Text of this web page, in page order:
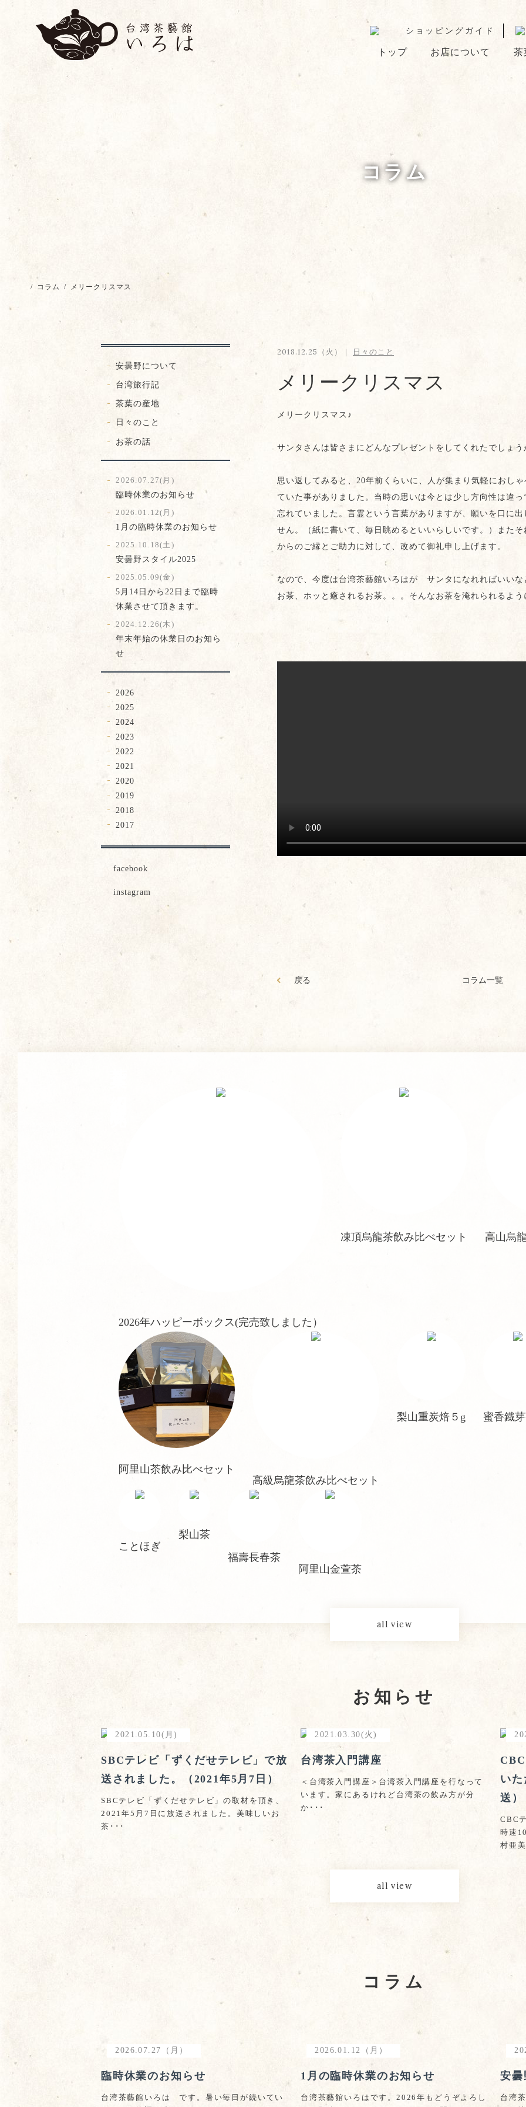
ショッピングガイド
トップ お店について 茶
コラム
/ コラム / メリークリスマス
2018.12.25（火）｜ 日々のこと
メリークリスマス
メリークリスマス♪
サンタさんは皆さまにどんなプレゼントをしてくれたでしょう
思い返してみると、20年前くらいに、人が集まり気軽におし
ていた事がありました。当時の思いは今とは少し方向性は違
忘れていました。言霊という言葉がありますが、願いを口に
せん。（紙に書いて、毎日眺めるといいらしいです。）また
からのご縁とご助力に対して、改めて御礼申し上げます。
なので、今度は台湾茶藝館いろはが サンタになれればいい
お茶、ホッと癒されるお茶。。。そんなお茶を淹れられるよ
戻る コラム一覧
安曇野について
台湾旅行記
茶葉の産地
日々のこと
お茶の話
2026.07.27(月)
臨時休業のお知らせ
2026.01.12(月)
1月の臨時休業のお知らせ
2025.10.18(土)
安曇野スタイル2025
2025.05.09(金)
5月14日から22日まで臨時
休業させて頂きます。
2024.12.26(木)
年末年始の休業日のお知ら
せ
2026
2025
2024
2023
2022
2021
2020
2019
2018
2017
facebook
instagram
2026年ハッピーボックス(完売致しました）
凍頂烏龍茶飲み比べセット 高山烏
阿里山茶飲み比べセット
高級烏龍茶飲み比べセット
梨山重炭焙５g 蜜香鐡
ことほぎ
梨山茶
福壽長春茶
阿里山金萱茶
all view
お知らせ
2021.05.10(月)
SBCテレビ「ずくだせテレビ」で放
送されました。（2021年5月7日）
SBCテレビ「ずくだせテレビ」の取材を頂き、
2021年5月7日に放送されました。美味しいお
茶･･･
2021.03.30(火)
台湾茶入門講座
＜台湾茶入門講座＞台湾茶入門講座を行なって
います。家にあるけれど台湾茶の飲み方が分
か･･･
い
送）
CBC
時速
村亜
all view
コラム
2026.07.27（月）
臨時休業のお知らせ
台湾茶藝館いろは です。暑い毎日が続いてい
2026.01.12（月）
1月の臨時休業のお知らせ
台湾茶藝館いろはです。2026年もどうぞよろし
安曇
台湾